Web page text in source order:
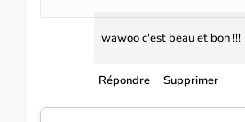
wawoo c'est beau et bon !!!
Répondre Supprimer